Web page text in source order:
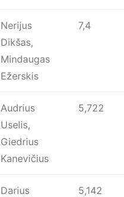
Nerijus
Dikšas,
Mindaugas
Ežerskis
7,4
Audrius
Uselis,
Giedrius
Kanevičius
5,722
Darius
5,142